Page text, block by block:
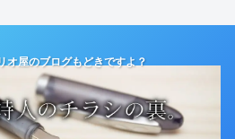
オ屋のブログもどきですよ？